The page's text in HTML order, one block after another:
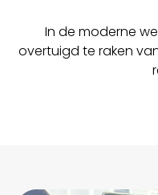
In de moderne
overtuigd te raken